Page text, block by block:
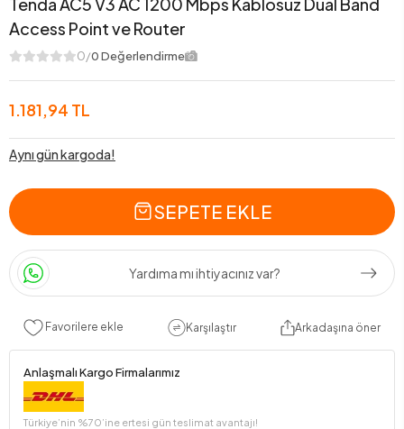
Access Point ve Router
0/0 Değerlendirme
1.181,94 TL
Aynı gün kargoda!
SEPETE EKLE
Yardıma mı ihtiyacınız var?
Favorilere ekle Karşılaştır Arkadaşına öner
Anlaşmalı Kargo Firmalarımız
Türkiye’nin %70’ine ertesi gün teslimat avantajı!